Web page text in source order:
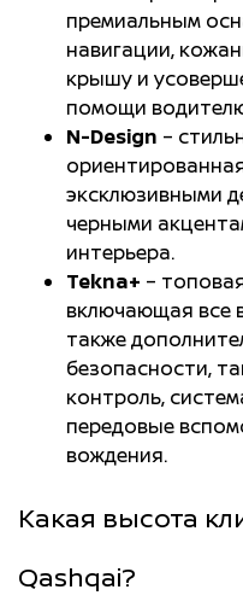
премиальным
навигации,
крышу и
помощи
N-Design –
эксклюзивными
черными
интерьера.
Tekna+ –
включающая все
также
безопасности,
контроль,
передовые
вождения.
Какая высота
Qashqai?